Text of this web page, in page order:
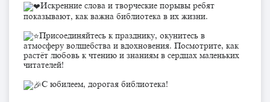
Искренние слова и творческие порывы ребят
показывают, как важна библиотека в их жизни.
Присоединяйтесь к празднику, окунитесь в
атмосферу волшебства и вдохновения. Посмотрите, как
растёт любовь к чтению и знаниям в сердцах маленьких
читателей!
С юбилеем, дорогая библиотека!